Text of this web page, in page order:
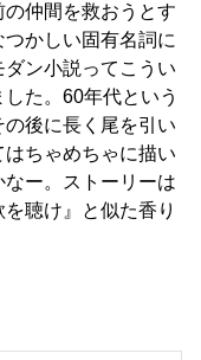
仲間を救おうとす
かしい固有名詞に
ン小説ってこうい
た。60年代という
後に長く尾を引い
ちゃめちゃに描い
ー。ストーリーは
聴け』と似た香り